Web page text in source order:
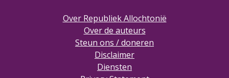
Over Republiek Allochtonië
Over de auteurs
Steun ons / doneren
Disclaimer
Diensten